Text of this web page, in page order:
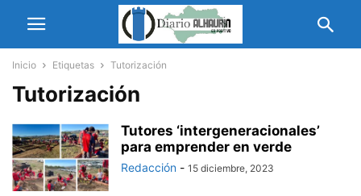
Inicio Etiquetas Tutorización
Tutorización
Tutores ‘intergeneracionales’
para emprender en verde
Redacción - 15 diciembre, 2023